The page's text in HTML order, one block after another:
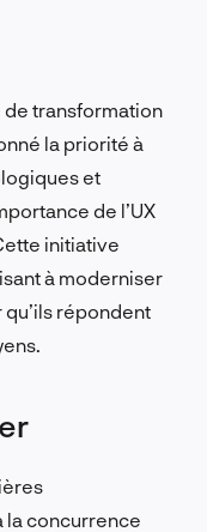
de transformation
la priorité à
et
de l’UX
initiative
à moderniser
qu’ils répondent
la concurrence